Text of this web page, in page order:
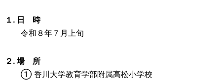
１. 日 時
令和８年７月上旬
２. 場 所
① 香川大学教育学部附属高松小学校